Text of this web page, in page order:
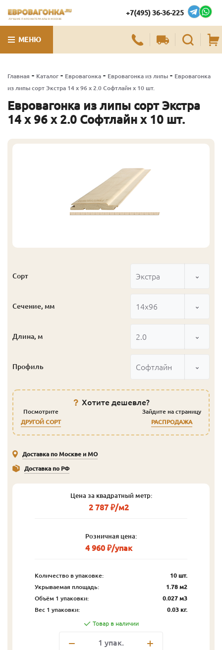
ЛУЧШИЕ ПИЛОМАТЕРИАЛЫ В МОСКВЕ
+7(495) 36-36-225
МЕНЮ
Главная - Каталог - Евровагонка - Евровагонка из липы - Евровагонка
из липы сорт Экстра 14 x 96 x 2.0 Софтлайн x 10 шт.
Евровагонка из липы сорт Экстра
14 x 96 x 2.0 Софтлайн x 10 шт.
Сорт Экстра
Сечение, мм 14x96
Длина, м 2.0
Профиль Софтлайн
Хотите дешевле?
Посмотрите
ДРУГОЙ СОРТ
Зайдите на страницу
РАСПРОДАЖА
Доставка по Москве и МО
Доставка по РФ
Цена за квадратный метр:
2 787 ₽/м2
Розничная цена:
4 960 ₽/упак
Количество в упаковке:
10 шт.
Укрываемая площадь:
1.78 м2
Объём 1 упаковки:
0.027 м3
Вес 1 упаковки:
0.03 кг.
Товар в наличии
1 упак.